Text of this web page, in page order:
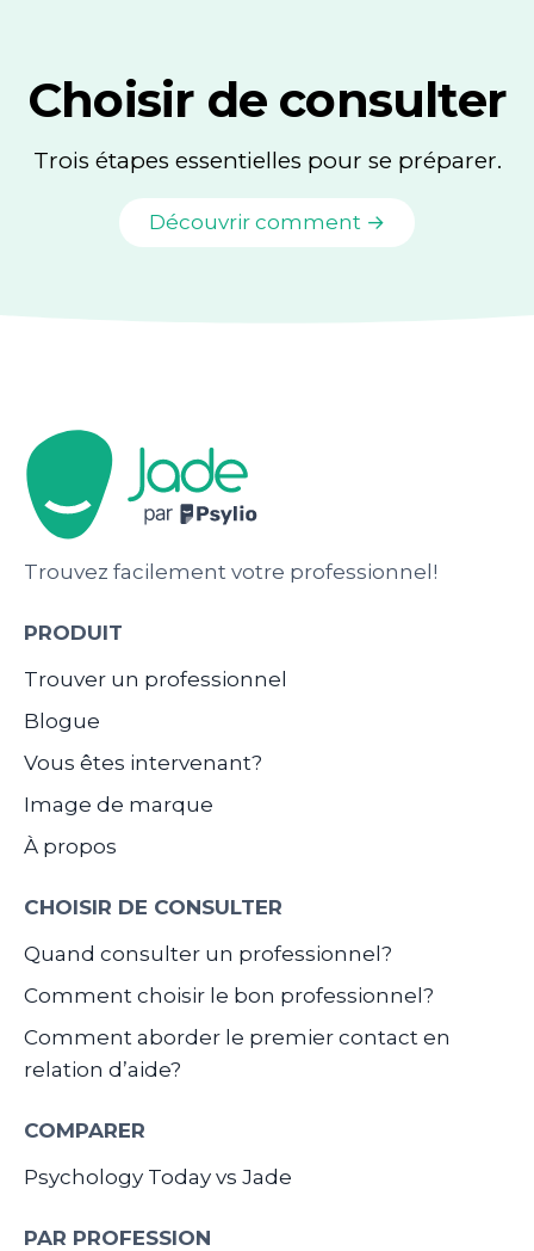
Choisir de consulter
Trois étapes essentielles pour se préparer.
Découvrir comment →
Trouvez facilement votre professionnel!
PRODUIT
Trouver un professionnel
Blogue
Vous êtes intervenant?
Image de marque
À propos
CHOISIR DE CONSULTER
Quand consulter un professionnel?
Comment choisir le bon professionnel?
Comment aborder le premier contact en
relation d’aide?
COMPARER
Psychology Today vs Jade
PAR PROFESSION